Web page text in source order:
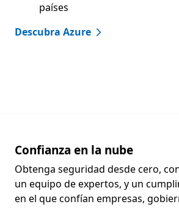
países
Descubra Azure
Confianza en la nube
Obtenga seguridad desde cero,
un equipo de expertos, y un
en el que confían empresas,